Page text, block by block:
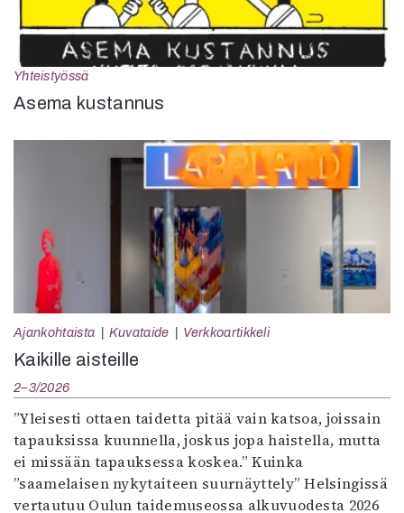
Yhteistyössä
Asema kustannus
Ajankohtaista Kuvataide Verkkoartikkeli
Kaikille aisteille
2–3/2026
”Yleisesti ottaen taidetta pitää vain katsoa, joissain
tapauksissa kuunnella, joskus jopa haistella, mutta
ei missään tapauksessa koskea.” Kuinka
”saamelaisen nykytaiteen suurnäyttely” Helsingissä
vertautuu Oulun taidemuseossa alkuvuodesta 2026